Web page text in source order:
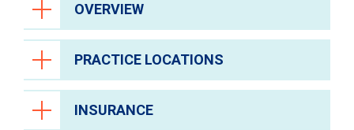
OVERVIEW
PRACTICE LOCATIONS
INSURANCE